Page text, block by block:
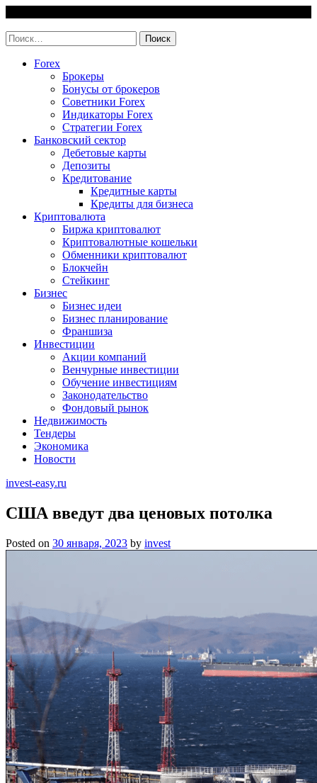
content
Найти:
Forex
Брокеры
Бонусы от брокеров
Советники Forex
Индикаторы Forex
Стратегии Forex
Банковский сектор
Дебетовые карты
Депозиты
Кредитование
Кредитные карты
Кредиты для бизнеса
Криптовалюта
Биржа криптовалют
Криптовалютные кошельки
Обменники криптовалют
Блокчейн
Стейкинг
Бизнес
Бизнес идеи
Бизнес планирование
Франшиза
Инвестиции
Акции компаний
Венчурные инвестиции
Обучение инвестициям
Законодательство
Фондовый рынок
Недвижимость
Тендеры
Экономика
Новости
invest-easy.ru
США введут два ценовых потолка
Posted on 30 января, 2023 by invest